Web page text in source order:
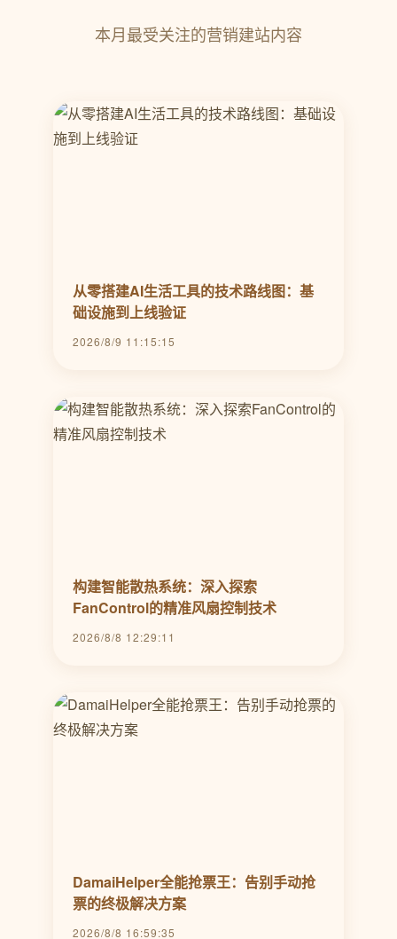
本月最受关注的营销建站内容
从零搭建AI生活工具的技术路线图：基
础设施到上线验证
2026/8/9 11:15:15
构建智能散热系统：深入探索
FanControl的精准风扇控制技术
2026/8/8 12:29:11
DamaiHelper全能抢票王：告别手动抢
票的终极解决方案
2026/8/8 16:59:35